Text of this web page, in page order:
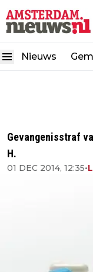
Nieuws
Gevangenisstraf
H.
01 DEC 2014, 12:35•